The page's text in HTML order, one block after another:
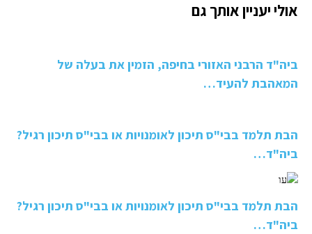
אולי יעניין אותך גם
ביה"ד הרבני האזורי בחיפה, הזמין את בעלה של
המאהבת להעיד…
הבת תלמד בבי"ס תיכון לאומנויות או בבי"ס תיכון רגיל?
ביה"ד…
הבת תלמד בבי"ס תיכון לאומנויות או בבי"ס תיכון רגיל?
ביה"ד…